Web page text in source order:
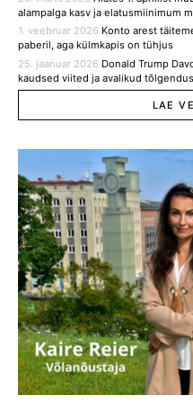
alampalga kasv ja elatusmiinimum
1. veebruar 2026 Konto arest
paberil, aga külmkapis on tühjus
25. jaanuar 2026 Donald Trump
kaudsed viited ja avalikud
LAE